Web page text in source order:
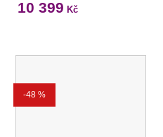
10 399 Kč
-48 %